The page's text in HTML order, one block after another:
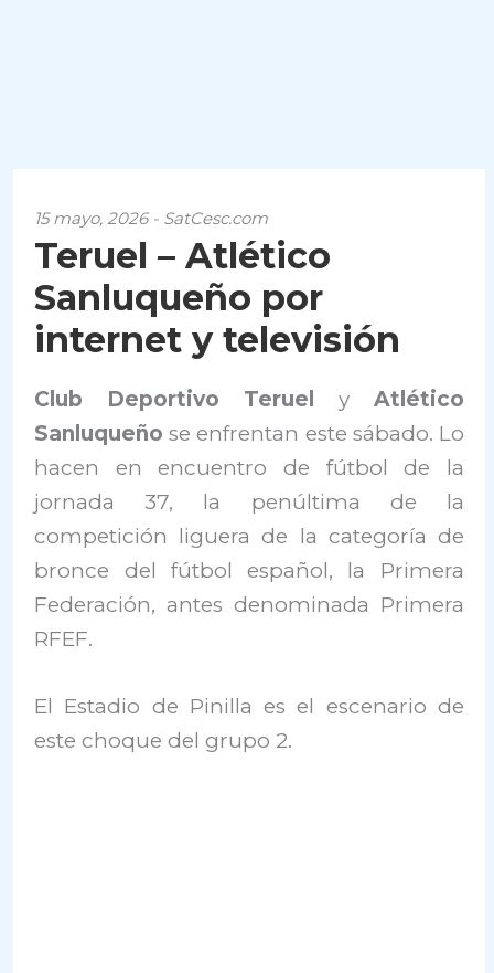
15 mayo, 2026 - SatCesc.com
Teruel – Atlético
Sanluqueño por
internet y televisión
Club Deportivo Teruel yAtlético
Sanluqueñose enfrentan este sábado. Lo
hacen en encuentro de fútbol de la
jornada 37, la penúltima de la
competición liguera de la categoría de
bronce del fútbol español, la Primera
Federación, antes denominada Primera
RFEF.
El Estadio de Pinilla es el escenario de
este choque del grupo 2.